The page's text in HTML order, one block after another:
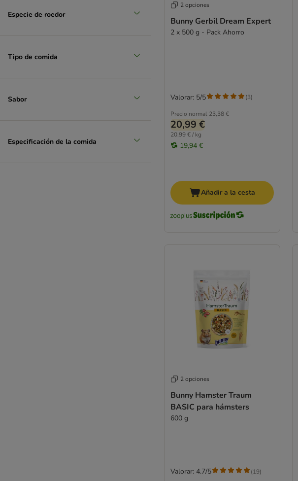
Especie de roedor
Tipo de comida
Sabor
Especificación de la comida
2 opciones
Bunny Gerbil Dream Expert
2 x 500 g - Pack Ahorro
Precio normal 23,38 €
20,99 €
20,99 € / kg
19,94 €
Valorar: 5/5 (3)
Añadir a la cesta
2 opciones
Bunny Hamster Traum
BASIC para hámsters
600 g
Valorar: 4.7/5 (19)